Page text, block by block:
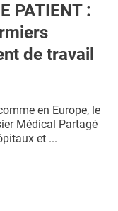
PATIENT :
de travail
en Europe, le
Médical Partagé
et ...